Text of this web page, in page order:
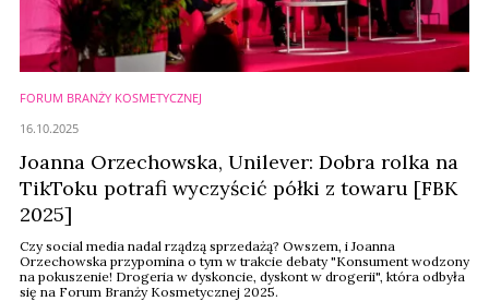
FORUM BRANŻY KOSMETYCZNEJ
Joanna Orzechowska, Unilever: Dobra rolka na
TikToku potrafi wyczyścić półki z towaru [FBK
2025]
Czy social media nadal rządzą sprzedażą? Owszem, i Joanna
Orzechowska przypomina o tym w trakcie debaty "Konsument wodzony
na pokuszenie! Drogeria w dyskoncie, dyskont w drogerii", która odbyła
się na Forum Branży Kosmetycznej 2025.
16.10.2025